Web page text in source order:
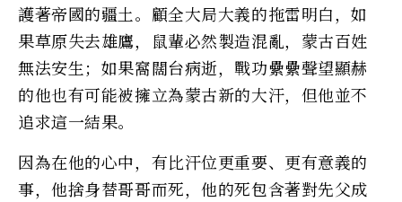
護著帝國的疆土。顧全大局大義的拖雷明白，如
果草原失去雄鷹，鼠輩必然製造混亂，蒙古百姓
無法安生；如果窩闊台病逝，戰功纍纍聲望顯赫
的他也有可能被擁立為蒙古新的大汗，但他並不
追求這一結果。
因為在他的心中，有比汗位更重要、更有意義的
事，他捨身替哥哥而死，他的死包含著對先父成